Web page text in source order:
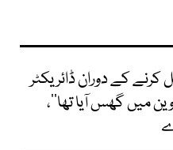
کرنے کے دوران ڈائریکٹر
میں گھس آیا تھا‘‘،